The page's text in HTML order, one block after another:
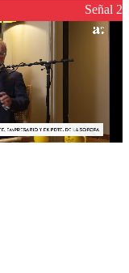
reconstrucciónSeñal 2